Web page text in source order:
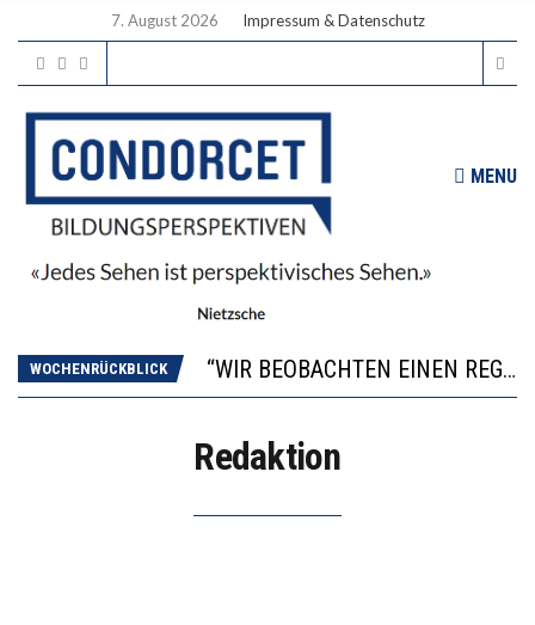
7. August 2026 Impressum & Datenschutz
MENU
WOCHENRÜCKBLICK
“WIR BEOBACHTEN EINEN REGELRECHTEN STURZFLUG BEI DEN LERNLEISTUNGEN”
DIE VERSTÄRKTE HARMONISIERUNG IM SCHULWESEN VERRINGERT DAS INNOVATIONSPOTENZIAL
Redaktion